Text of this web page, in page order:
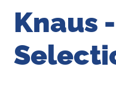
Knaus